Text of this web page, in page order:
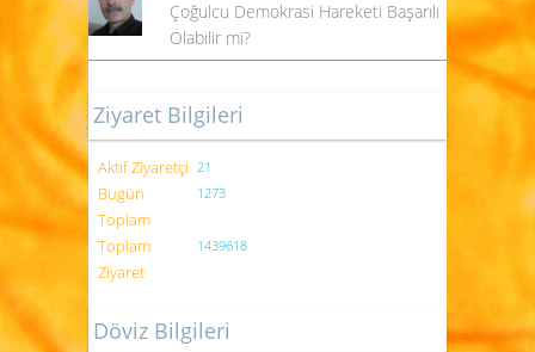
Çoğulcu Demokrasi Hareketi Başarılı
Olabilir mi?
Ziyaret Bilgileri
Aktif Ziyaretçi 21
Bugün
Toplam
1273
Toplam
Ziyaret
1439618
Döviz Bilgileri